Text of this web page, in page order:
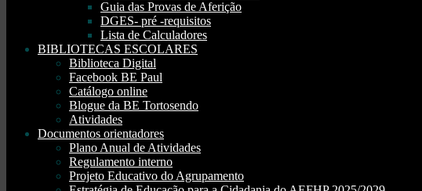
Guia das Provas de Aferição
DGES- pré -requisitos
Lista de Calculadores
BIBLIOTECAS ESCOLARES
Biblioteca Digital
Facebook BE Paul
Catálogo online
Blogue da BE Tortosendo
Atividades
Documentos orientadores
Plano Anual de Atividades
Regulamento interno
Projeto Educativo do Agrupamento